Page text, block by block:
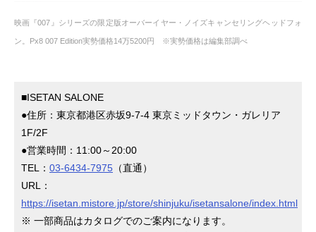
映画『007』シリーズの限定版オーバーイヤー・ノイズキャンセリングヘッドフォ
ン。Px8 007 Edition実勢価格14万5200円 ※実勢価格は編集部調べ
■ISETAN SALONE
●住所：東京都港区赤坂9-7-4 東京ミッドタウン・ガレリア
1F/2F
●営業時間：11:00～20:00
TEL： 03-6434-7975 （直通）
URL：
https://isetan.mistore.jp/store/shinjuku/isetansalone/index.html
※ 一部商品はカタログでのご案内になります。